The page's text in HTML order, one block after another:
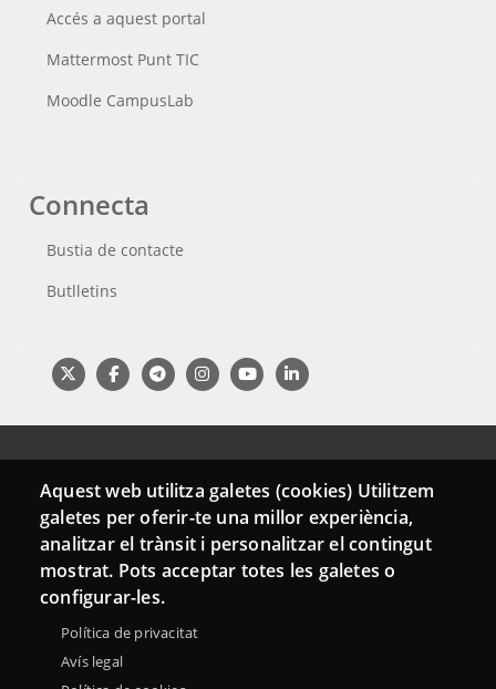
Accés a aquest portal
Mattermost Punt TIC
Moodle CampusLab
Connecta
Bustia de contacte
Butlletins
Aquest web utilitza galetes (cookies) Utilitzem
galetes per oferir-te una millor experiència,
analitzar el trànsit i personalitzar el contingut
mostrat. Pots acceptar totes les galetes o
configurar-les.
Política de privacitat
Avís legal
Menu
Footer
Sobre la Xarxa Punttic
Mapa web